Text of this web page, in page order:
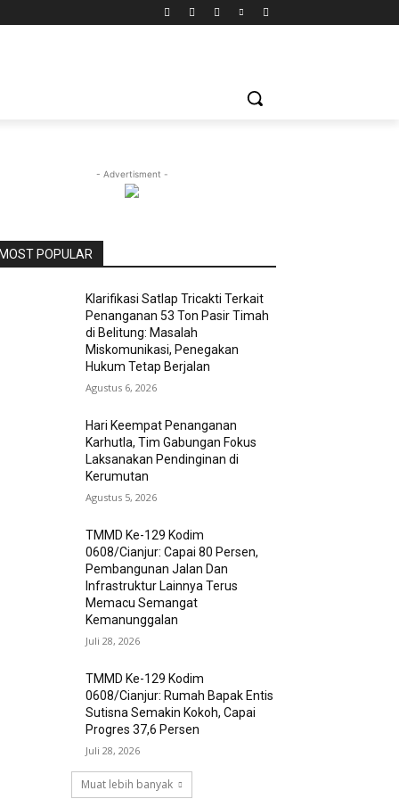
- Advertisment -
MOST POPULAR
Klarifikasi Satlap Tricakti Terkait
Penanganan 53 Ton Pasir Timah
di Belitung: Masalah
Miskomunikasi, Penegakan
Hukum Tetap Berjalan
Agustus 6, 2026
Hari Keempat Penanganan
Karhutla, Tim Gabungan Fokus
Laksanakan Pendinginan di
Kerumutan
Agustus 5, 2026
TMMD Ke-129 Kodim
0608/Cianjur: Capai 80 Persen,
Pembangunan Jalan Dan
Infrastruktur Lainnya Terus
Memacu Semangat
Kemanunggalan
Juli 28, 2026
TMMD Ke-129 Kodim
0608/Cianjur: Rumah Bapak Entis
Sutisna Semakin Kokoh, Capai
Progres 37,6 Persen
Juli 28, 2026
Muat lebih banyak